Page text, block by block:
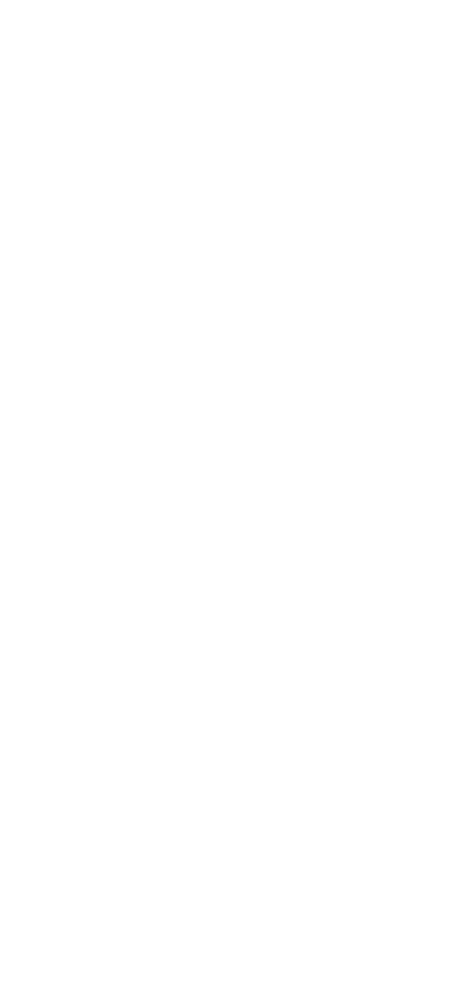
ložnice, velikost cca 55m2, některé pokoje mají 2 koupelny